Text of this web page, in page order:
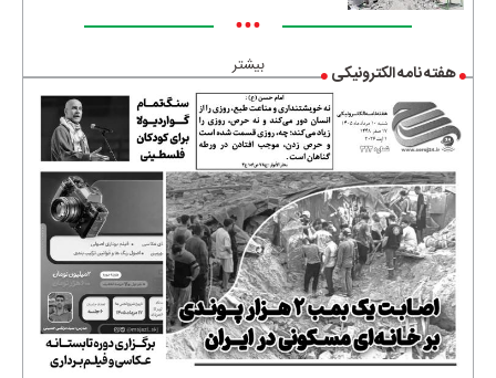
•••
بیشتر هفته نامه الکترونیکی